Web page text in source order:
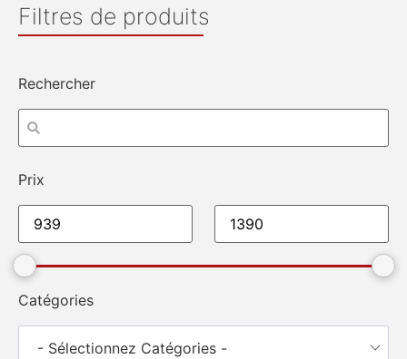
Filtres de produits
Rechercher
Prix
Catégories
- Sélectionnez Catégories -